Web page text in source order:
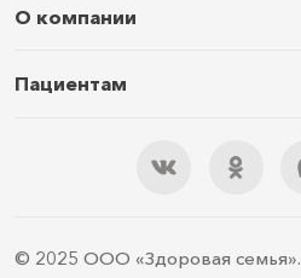
О компании
Услуги и цены
Контакты
Пациентам
Подарочный сертификат
Правила подготовки
© 2025 ООО «Здоровая семья».